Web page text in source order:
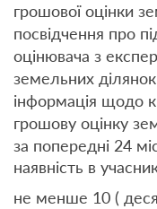
грошової оцінки
посвідчення про
оцінювача з
земельних
інформація щодо
грошову оцінку
за попередні 24
наявність в
не менше 10 (